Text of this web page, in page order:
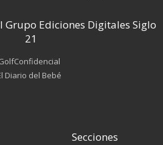
Ediciones Digitales Siglo
21
Diario del Bebé
Secciones